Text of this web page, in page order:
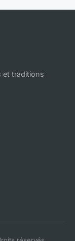
et traditions